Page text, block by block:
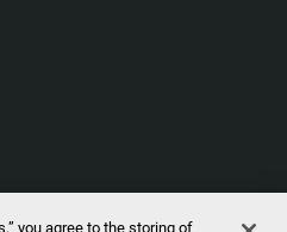
you agree to the storing of